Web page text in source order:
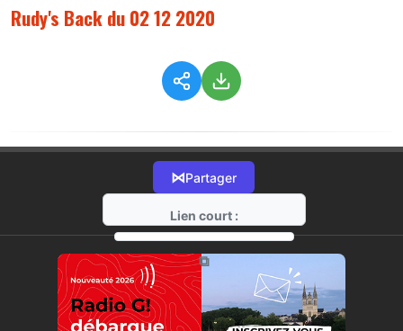
Rudy's Back du 02 12 2020
⋈Partager
Lien court :
https://radio-g.fr?3359
⧉